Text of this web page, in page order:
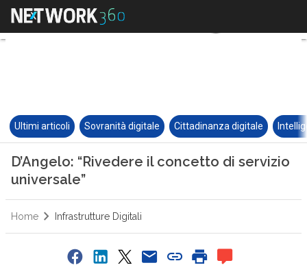
Ultimi articoli Sovranità digitale Cittadinanza digitale
D’Angelo: “Rivedere il concetto di servizio
universale”
Home Infrastrutture Digitali